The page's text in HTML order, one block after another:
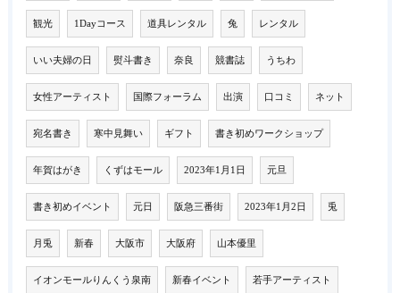
観光 1Dayコース 道具レンタル 兔 レンタル
いい夫婦の日 熨斗書き 奈良 競書誌 うちわ
女性アーティスト 国際フォーラム 出演 口コミ ネット
宛名書き 寒中見舞い ギフト 書き初めワークショップ
年賀はがき くずはモール 2023年1月1日 元旦
書き初めイベント 元日 阪急三番街 2023年1月2日 兎
月兎 新春 大阪市 大阪府 山本優里
イオンモールりんくう泉南 新春イベント 若手アーティスト